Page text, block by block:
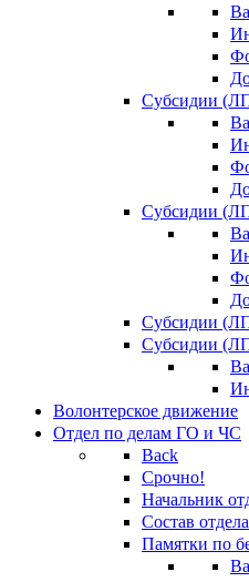
Субсидии
Субсидии
Субсидии
Субсидии
Волонтерское движение
Отдел по делам ГО и ЧС
Back
Срочно!
Начальник
Состав
Памятки по